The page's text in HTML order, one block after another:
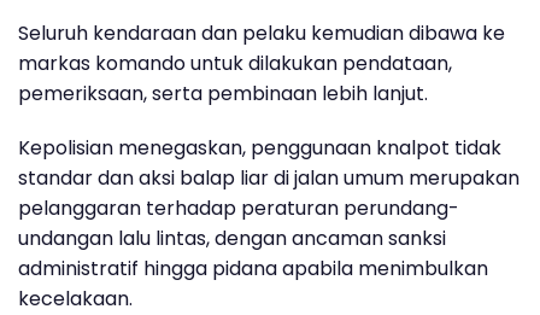
Seluruh kendaraan dan pelaku kemudian dibawa ke
markas komando untuk dilakukan pendataan,
pemeriksaan, serta pembinaan lebih lanjut.
Kepolisian menegaskan, penggunaan knalpot tidak
standar dan aksi balap liar di jalan umum merupakan
pelanggaran terhadap peraturan perundang-
undangan lalu lintas, dengan ancaman sanksi
administratif hingga pidana apabila menimbulkan
kecelakaan.